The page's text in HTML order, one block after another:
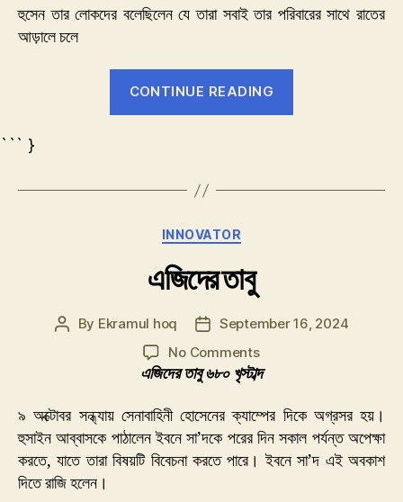
হুসেন তার লোকদের বলেছিলেন যে তারা সবাই তার পরিবারের সাথে রাতের
আড়ালে চলে
CONTINUE READING
``` }
Categories
INNOVATOR
এজিদের তাবু
Post
By Ekramul hoq
PostSeptember 16, 2024
No Commentson
এজিদের
এজিদের তাবু ৬৮০ খৃস্টাব্দ
৯ অক্টোবর সন্ধ্যায় সেনাবাহিনী হোসেনের ক্যাম্পের দিকে অগ্রসর হয়।
হুসাইন আব্বাসকে পাঠালেন ইবনে সা’দকে পরের দিন সকাল পর্যন্ত অপেক্ষা
করতে, যাতে তারা বিষয়টি বিবেচনা করতে পারে। ইবনে সা’দ এই অবকাশ
দিতে রাজি হলেন।